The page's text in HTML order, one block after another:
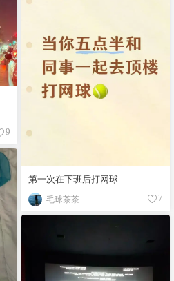
9
第一次在下班后打网球
毛球茶茶 7